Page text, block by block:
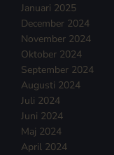
Januari 2025
December 2024
November 2024
Oktober 2024
September 2024
Augusti 2024
Juli 2024
Juni 2024
Maj 2024
April 2024